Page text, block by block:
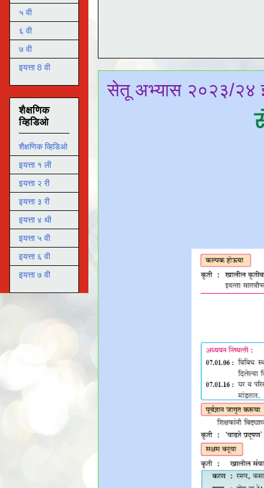
सेतू अभ्यास २०२३/२४
५ वी
६ वी
७ वी
इयत्ता 8 वी
शैक्षणिक
व्हिडिओ
शैक्षणिक व्हिडिओ
इयत्ता १ ली
इयत्ता २ री
इयत्ता ३ री
इयत्ता ४ थी
इयत्ता ५ वी
इयत्ता ६ वी
इयत्ता ७ वी